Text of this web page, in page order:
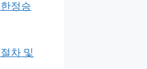
정승
차 및